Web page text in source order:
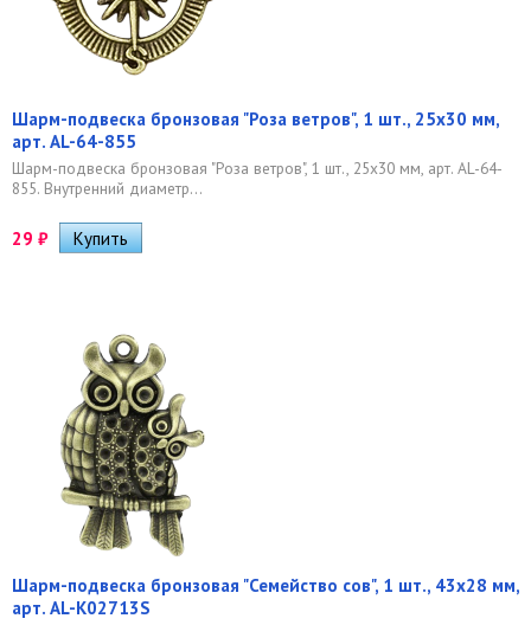
Шарм-подвеска бронзовая "Роза ветров", 1 шт., 25х30 мм,
арт. AL-64-855
Шарм-подвеска бронзовая "Роза ветров", 1 шт., 25х30 мм, арт. AL-64-
855. Внутренний диаметр...
29 ₽
Шарм-подвеска бронзовая "Семейство сов", 1 шт., 43х28 мм,
арт. AL-K02713S